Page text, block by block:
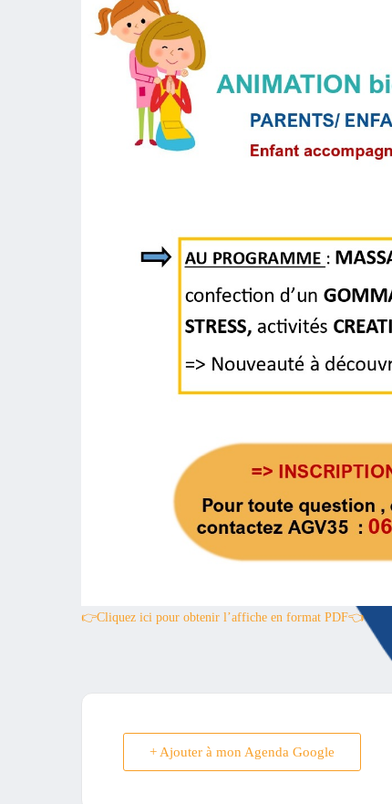
👉Cliquez ici pour obtenir l’affiche en format PDF👈
+ Ajouter à mon Agenda Google